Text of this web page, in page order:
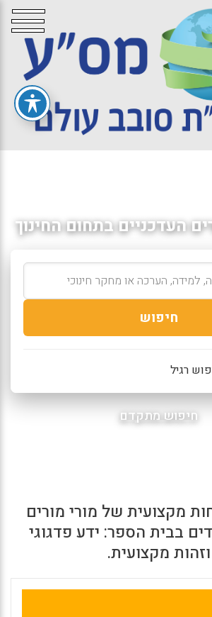
העדכניים בתחום החינוך
חיפוש
רגיל
חיפוש מתקדם
מקצועית של מורי מורים
בבית הספר: ידע פדגוגי
וזהות מקצועית.